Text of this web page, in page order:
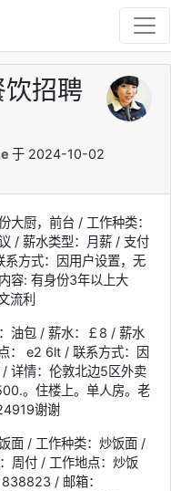
招聘
于 2024-10-02
大厨，前台 / 工作种类：
/ 薪水类型：月薪 / 支付
方式：因用户设置，无
容: 有身份3年以上大
流利
油包 / 薪水：￡8 / 薪水
： e2 6lt / 联系方式：因
详情：伦敦北边5区外卖
。住楼上。单人房。老
谢谢
面 / 工作种类：炒饭面 /
周付 / 工作地点：炒饭
/ 邮箱：